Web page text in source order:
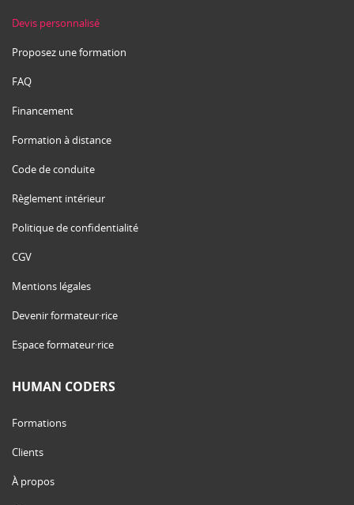
Devis personnalisé
Proposez une formation
FAQ
Financement
Formation à distance
Code de conduite
Règlement intérieur
Politique de confidentialité
CGV
Mentions légales
Devenir formateur·rice
Espace formateur·rice
HUMAN CODERS
Formations
Clients
À propos